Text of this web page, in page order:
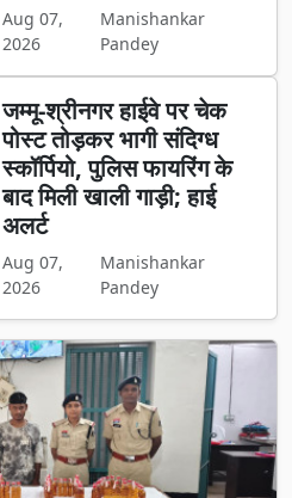
Aug 07,
2026
Manishankar
Pandey
जम्मू-श्रीनगर हाईवे पर चेक
पोस्ट तोड़कर भागी संदिग्ध
स्कॉर्पियो, पुलिस फायरिंग के
बाद मिली खाली गाड़ी; हाई
अलर्ट
Aug 07,
2026
Manishankar
Pandey